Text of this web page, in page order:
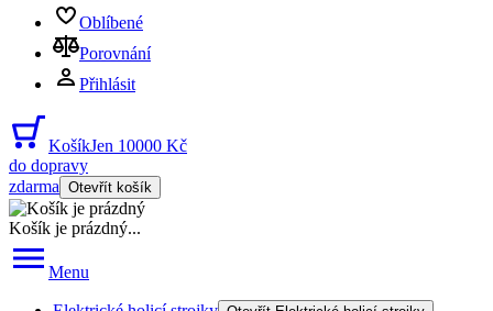
Oblíbené
Porovnání
Přihlásit
KošíkJen 10000 Kč
do dopravy
zdarma Otevřít košík
Košík je prázdný...
Menu